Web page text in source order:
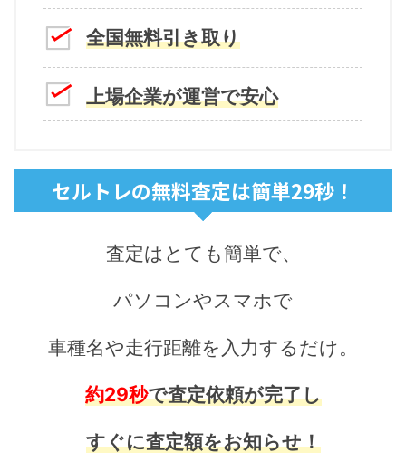
全国無料引き取り
上場企業が運営で安心
セルトレの無料査定は簡単29秒！
査定はとても簡単で、
パソコンやスマホで
車種名や走行距離を入力するだけ。
約29秒で査定依頼が完了し
すぐに査定額をお知らせ！